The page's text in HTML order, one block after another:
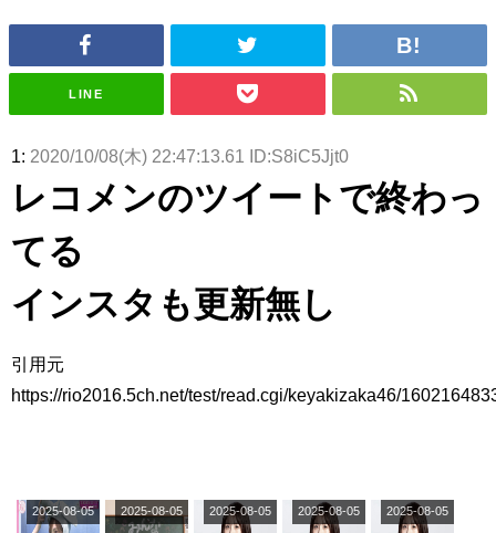
wwwwwwwwwwww
日向坂46まとめのまとめ / 筒井あやめ、アレをチラリ。こういう偶然の方
日向坂46まとめのまとめ / 【日向坂46】富田鈴花1st写真集の先行カット、
花考案グッズ＆生写真5種が公開される
日向坂46まとめのまとめ / これから彼氏と行為する直前の賀喜遥香、やば
い
信！【2022.3.22 17:15〜 SHOWROOM】
アイドル – ぷぅアンテナ / 2022年3月22日（火）のメディア情報
アイドル – ぷぅアンテナ / 【乃木坂46】井上和の『なぎおはぎ』って こん
ぺいとう×いちごみるく×マヨラー星人 と同じと考えてよろしいですか？
ふぇどみ！ / 【悲報】呪術廻戦、視聴率5.1%
ふぇどみ！ / 【画像】スポ－ツキャスターお姉さん・ハメまくりだったｗｗ
LINE
1: 2020/10/08(木) 22:47:13.61 ID:S8iC5Jjt0
レコメンのツイートで終わっ
てる
インスタも更新無し
引用元
https://rio2016.5ch.net/test/read.cgi/keyakizaka46/
2025-08-05 2025-08-05 2025-08-05 2025-08-05 2025-08-05